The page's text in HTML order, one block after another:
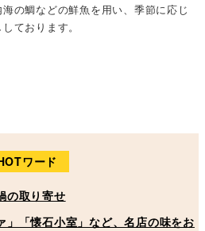
の鯛などの鮮魚を用い、季節に応じ
ております。
ワード
の取り寄せ
」「懐石小室」など、名店の味をお